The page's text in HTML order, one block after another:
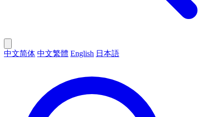
中文简体 中文繁體 English 日本語